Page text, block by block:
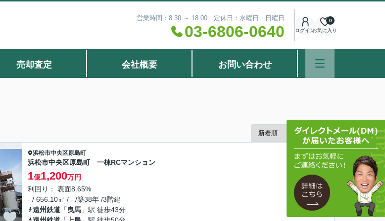
営業時間：8:30 ～ 18:00 定休日：水曜日・日曜日
03-6806-0640 ログインお気に入り
0
売却査定 会社概要 お問い合わせ
浜松市中央区原島町
浜松市中央区原島町 一棟RCマンション
1億1,200万円
利回り： 表面8.65%
- / 656.10㎡ / - /築38年 /3階建
遠州鉄道 「 曳馬 」駅 徒歩43分